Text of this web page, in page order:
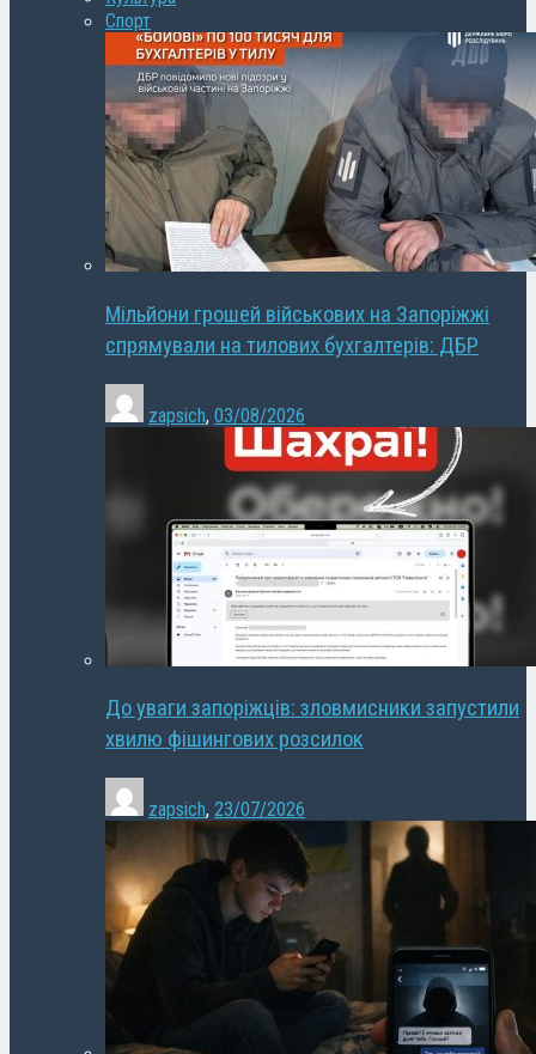
Спорт
Мільйони грошей військових на Запоріжжі
спрямували на тилових бухгалтерів: ДБР
zapsich, 03/08/2026
До уваги запоріжців: зловмисники запустили
хвилю фішингових розсилок
zapsich, 23/07/2026